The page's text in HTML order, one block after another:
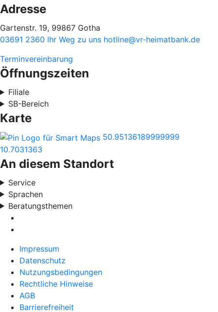
Adresse
Gartenstr. 19, 99867 Gotha
03691 2360 Ihr Weg zu uns hotline@vr-heimatbank.de
Terminvereinbarung
Öffnungszeiten
Filiale
SB-Bereich
Karte
50.95136189999999
10.7031363
An diesem Standort
Service
Sprachen
Beratungsthemen
Impressum
Datenschutz
Nutzungsbedingungen
Rechtliche Hinweise
AGB
Barrierefreiheit